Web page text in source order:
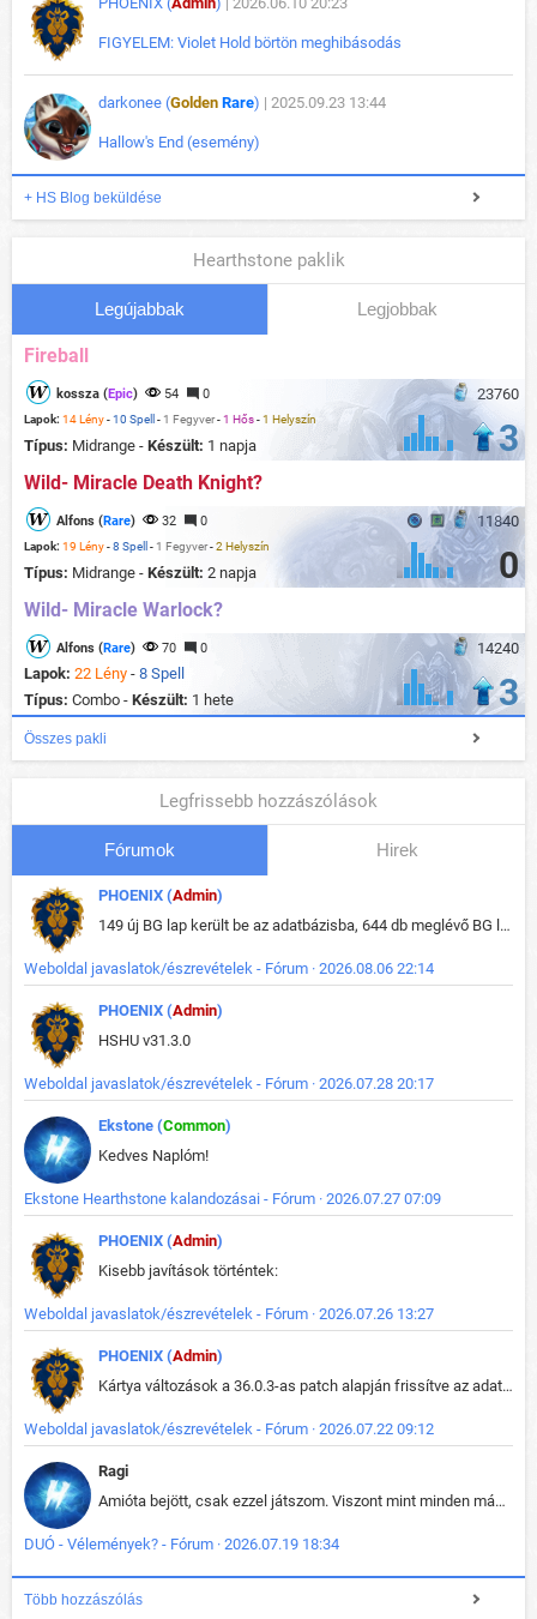
FIGYELEM: Violet Hold börtön meghibásodás
darkonee (Golden Rare) | 2025.09.23 13:44
Hallow's End (esemény)
+ HS Blog beküldése
Hearthstone paklik
Legújabbak Legjobbak
Fireball
23760
kossza (Epic) 54 0
Lapok: 14 Lény-10 Spell - 1 Fegyver-1 Hős-1 Helyszín
Típus: Midrange - Készült: 1 napja 3
Wild- Miracle Death Knight?
11840
Alfons (Rare) 32 0
Lapok: 19 Lény-8 Spell - 1 Fegyver-2 Helyszín
Típus: Midrange - Készült: 2 napja 0
Wild- Miracle Warlock?
14240
Alfons (Rare) 70 0
Lapok: 22 Lény - 8 Spell
Típus: Combo - Készült: 1 hete 3
Összes pakli
Legfrissebb hozzászólások
Fórumok Hirek
PHOENIX (Admin)
149 új BG lap került be az adatbázisba, 644 db meglévő BG lap módosult, bekerültek az új képek a megváltozott lapokhoz is.
Weboldal javaslatok/észrevételek - Fórum · 2026.08.06 22:14
PHOENIX (Admin)
HSHU v31.3.0
Weboldal javaslatok/észrevételek - Fórum · 2026.07.28 20:17
Ekstone (Common)
Kedves Naplóm!
Ekstone Hearthstone kalandozásai - Fórum · 2026.07.27 07:09
PHOENIX (Admin)
Kisebb javítások történtek:
Weboldal javaslatok/észrevételek - Fórum · 2026.07.26 13:27
PHOENIX (Admin)
Kártya változások a 36.0.3-as patch alapján frissítve az adatbázisban (képek is cserélve).
Weboldal javaslatok/észrevételek - Fórum · 2026.07.22 09:12
Ragi
Amióta bejött, csak ezzel játszom. Viszont mint minden más - akár az alapjáték is, ez is baromira összetett lett. Néha már pár kör után is esélytelen az egész. Vagy irreállisan túltápol valaki, vagy lelép a partner, vagy csak hülye mint a segg. És amikor eljönne az én időm, na akkor jön el mindenki másé is. Engem jobban érdekelne, hogy ki milyen ratingen szokott játszani. Na ez lenne egy érdekes adat.
DUÓ - Vélemények? - Fórum · 2026.07.19 18:34
Több hozzászólás